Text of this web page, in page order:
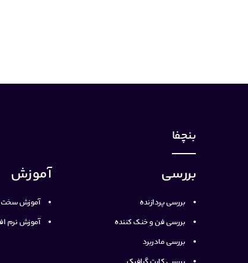
بنچفا
بررسی
بررسی پردازنده
بررسی فن و خنک کننده
بررسی مادربرد
آموزش
آموزش سخت
آموزش نرم